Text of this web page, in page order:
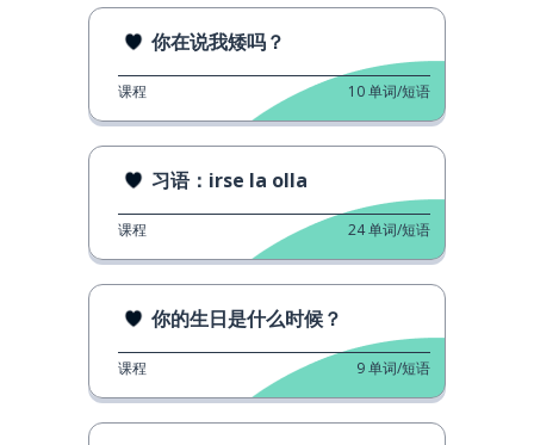
你在说我矮吗？
课程 10单词/短语
习语：irse la olla
课程 24单词/短语
你的生日是什么时候？
课程 9单词/短语